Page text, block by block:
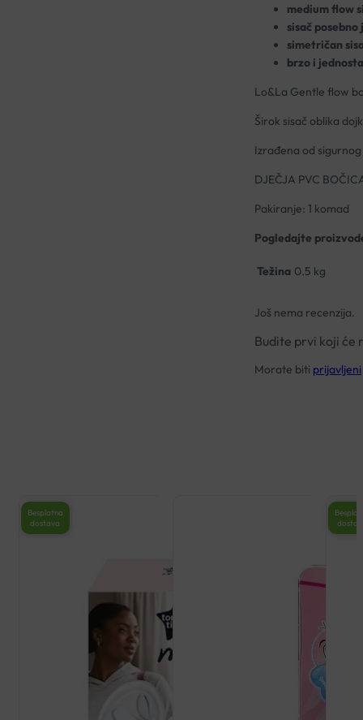
medium flow
sisač
simetričan
brzo i
Lo&La Gentle flow
Širok sisač oblika
Izrađena od
DJEČJA PVC
Pakiranje: 1 komad
Pogledajte
Težina 0.5 kg
Još nema recenzija.
Budite prvi koji će
Morate biti prijavljeni
Besplatna
dostava